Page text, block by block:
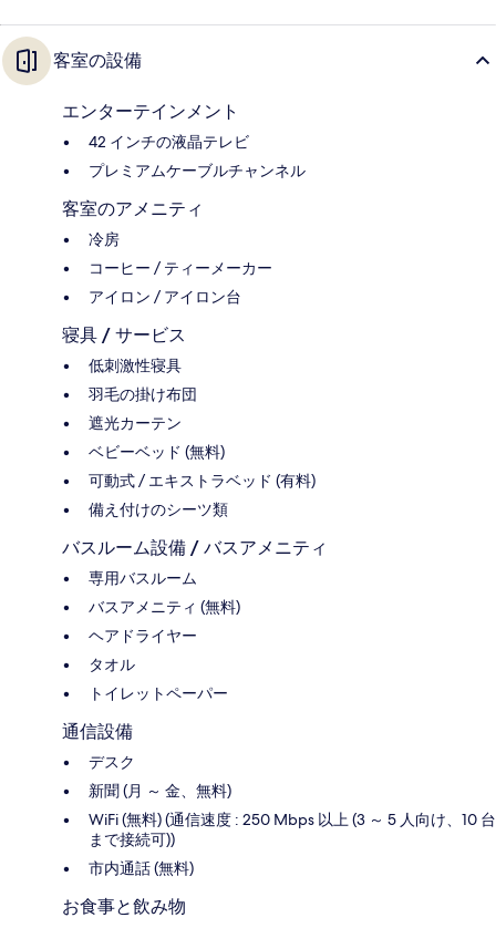
客室の設備
エンターテインメント
42 インチの液晶テレビ
プレミアムケーブルチャンネル
客室のアメニティ
冷房
コーヒー / ティーメーカー
アイロン / アイロン台
寝具 / サービス
低刺激性寝具
羽毛の掛け布団
遮光カーテン
ベビーベッド (無料)
可動式 / エキストラベッド (有料)
備え付けのシーツ類
バスルーム設備 / バスアメニティ
専用バスルーム
バスアメニティ (無料)
ヘアドライヤー
タオル
トイレットペーパー
通信設備
デスク
新聞 (月 ～ 金、無料)
WiFi (無料) (通信速度 : 250 Mbps 以上 (3 ～ 5 人向け、10 台
まで接続可))
市内通話 (無料)
お食事と飲み物